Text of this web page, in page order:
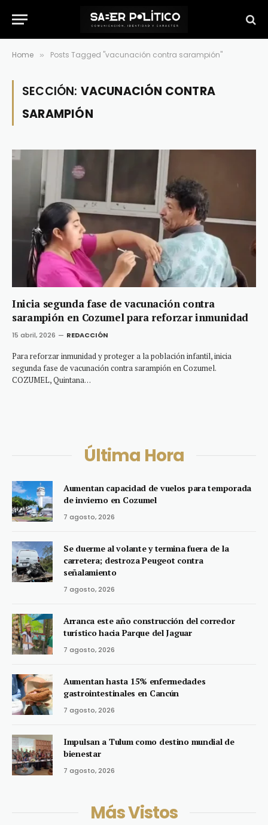
Home » Posts Tagged "vacunación contra sarampión"
SECCIÓN: VACUNACIÓN CONTRA
SARAMPIÓN
Inicia segunda fase de vacunación contra
sarampión en Cozumel para reforzar inmunidad
15 abril, 2026 REDACCIÓN
Para reforzar inmunidad y proteger a la población infantil, inicia
segunda fase de vacunación contra sarampión en Cozumel.
COZUMEL, Quintana…
Última Hora
Aumentan capacidad de vuelos para temporada
de invierno en Cozumel
7 agosto, 2026
Se duerme al volante y termina fuera de la
carretera; destroza Peugeot contra
señalamiento
7 agosto, 2026
Arranca este año construcción del corredor
turístico hacia Parque del Jaguar
7 agosto, 2026
Aumentan hasta 15% enfermedades
gastrointestinales en Cancún
7 agosto, 2026
Impulsan a Tulum como destino mundial de
bienestar
7 agosto, 2026
Más Vistos